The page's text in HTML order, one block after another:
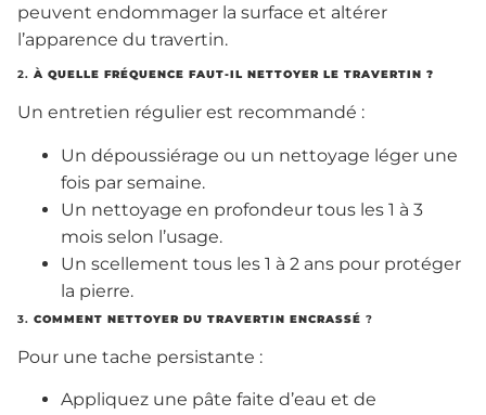
peuvent endommager la surface et altérer
l’apparence du travertin.
2. À QUELLE FRÉQUENCE FAUT-IL NETTOYER LE TRAVERTIN ?
Un entretien régulier est recommandé :
Un dépoussiérage ou un nettoyage léger une
fois par semaine.
Un nettoyage en profondeur tous les 1 à 3
mois selon l’usage.
Un scellement tous les 1 à 2 ans pour protéger
la pierre.
3. COMMENT NETTOYER DU TRAVERTIN ENCRASSÉ ?
Pour une tache persistante :
Appliquez une pâte faite d’eau et de